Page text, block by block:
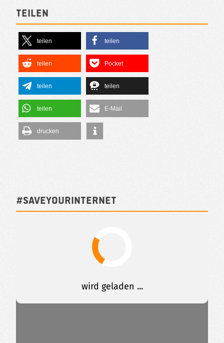
Teilen
teilen teilen
teilen Pocket
teilen teilen
teilen E-Mail
drucken
#SAVEYOURINTERNET